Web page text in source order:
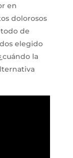
en
dolorosos
de
elegido
la